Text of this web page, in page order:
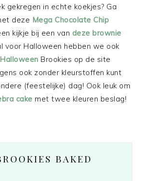
gekregen in echte koekjes? Ga
deze Mega Chocolate Chip
kijkje bij een van deze brownie
voor Halloween hebben we ook
Halloween Brookies op de site
ook zonder kleurstoffen kunt
(feestelijke) dag! Ook leuk om
cake met twee kleuren beslag!
BAKED